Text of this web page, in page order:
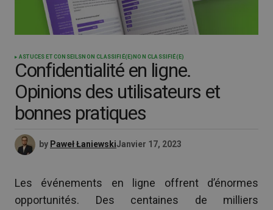
ASTUCES ET CONSEILS NON CLASSIFIÉ(E) NON CLASSIFIÉ(E)
Confidentialité en ligne.
Opinions des utilisateurs et
bonnes pratiques
by Paweł ŁaniewskiJanvier 17, 2023
Les événements en ligne offrent d’énormes
opportunités. Des centaines de milliers